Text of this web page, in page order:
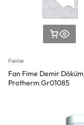
Fanlar
Fan Fime Demir Döküm
Protherm Gr01085